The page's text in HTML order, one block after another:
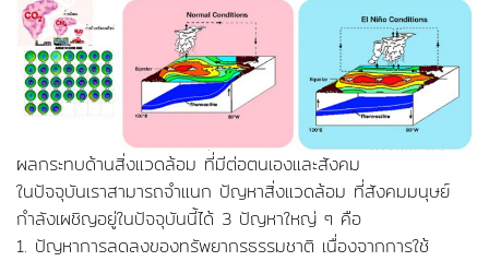
ผลกระทบด้านสิ่งแวดล้อม ที่มีต่อตนเองและสังคม
ในปัจจุบันเราสามารถจำแนก ปัญหาสิ่งแวดล้อม ที่สังคมมนุษย์
กำลังเผชิญอยู่ในปัจจุบันนี้ได้ 3 ปัญหาใหญ่ ๆ คือ
1. ปัญหาการลดลงของทรัพยากรธรรมชาติ เนื่องจากการใช้